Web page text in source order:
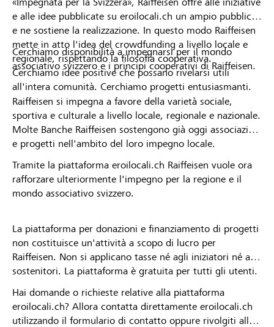
e alle idee pubblicate su eroilocali.ch un ampio pubblico
e ne sostiene la realizzazione. In questo modo Raiffeisen
mette in atto l'idea del crowdfunding a livello locale e
regionale, rispettando la filosofia cooperativa.
Cerchiamo idee positive che possano rivelarsi utili
all'intera comunità. Cerchiamo progetti entusiasmanti.
Cerchiamo disponibilità a impegnarsi per il mondo
associativo svizzero e i principi cooperativi di Raiffeisen.
Raiffeisen si impegna a favore della varietà sociale,
sportiva e culturale a livello locale, regionale e nazionale.
Molte Banche Raiffeisen sostengono già oggi associazioni
e progetti nell'ambito del loro impegno locale.
Tramite la piattaforma eroilocali.ch Raiffeisen vuole ora
rafforzare ulteriormente l'impegno per la regione e il
mondo associativo svizzero.
La piattaforma per donazioni e finanziamento di progetti
non costituisce un'attività a scopo di lucro per
Raiffeisen. Non si applicano tasse né agli iniziatori né ai
sostenitori. La piattaforma è gratuita per tutti gli utenti.
Hai domande o richieste relative alla piattaforma
eroilocali.ch? Allora contatta direttamente eroilocali.ch
utilizzando il formulario di contatto oppure rivolgiti alla